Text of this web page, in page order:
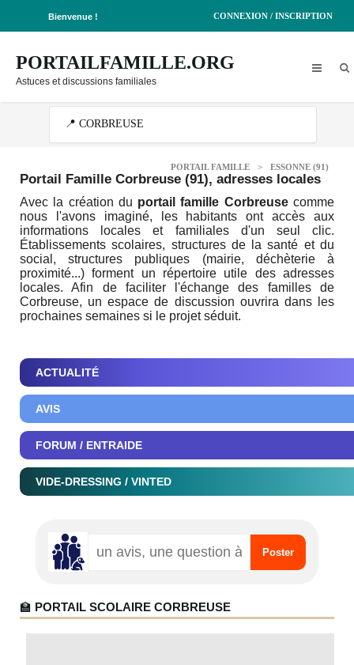
Bienvenue ! CONNEXION / INSCRIPTION
PORTAILFAMILLE.ORG
Astuces et discussions familiales
PORTAIL FAMILLE > ESSONNE (91)
Portail Famille Corbreuse (91), adresses locales
Avec la création du portail famille Corbreusecomme
nous l'avons imaginé, les habitants ont accès aux
informations locales et familiales d'un seul clic.
Établissements scolaires, structures de la santé et du
social, structures publiques (mairie, déchèterie à
proximité...) forment un répertoire utile des adresses
locales. Afin de faciliter l'échange des familles de
Corbreuse, un espace de discussion ouvrira dans les
prochaines semaines si le projet séduit.
ACTUALITÉ
AVIS
FORUM / ENTRAIDE
VIDE-DRESSING / VINTED
🏫 PORTAIL SCOLAIRE CORBREUSE